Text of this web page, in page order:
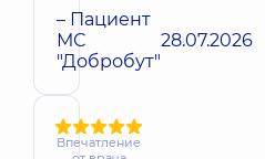
– Пациент
МС
"Добробут"
28.07.2026
Впечатление